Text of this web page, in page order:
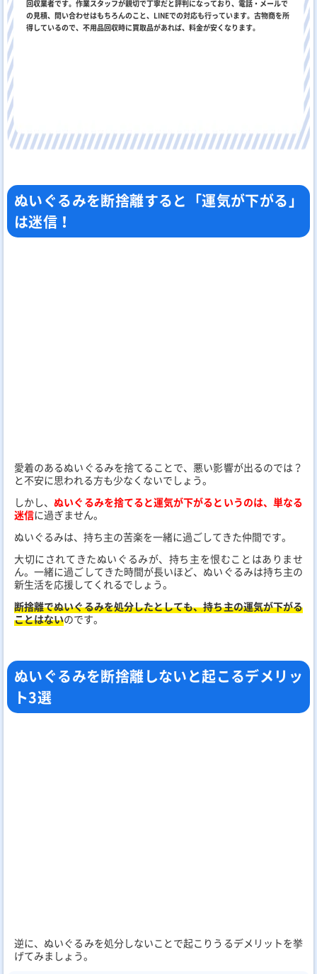
回収業者です。作業スタッフが親切で丁寧だと評判になっており、電話・メールで
の見積、問い合わせはもちろんのこと、LINEでの対応も行っています。古物商を所
得しているので、不用品回収時に買取品があれば、料金が安くなります。
ぬいぐるみを断捨離すると「運気が下がる」
は迷信！
愛着のあるぬいぐるみを捨てることで、悪い影響が出るのでは？
と不安に思われる方も少なくないでしょう。
しかし、ぬいぐるみを捨てると運気が下がるというのは、単なる
迷信に過ぎません。
ぬいぐるみは、持ち主の苦楽を一緒に過ごしてきた仲間です。
大切にされてきたぬいぐるみが、持ち主を恨むことはありませ
ん。一緒に過ごしてきた時間が長いほど、ぬいぐるみは持ち主の
新生活を応援してくれるでしょう。
断捨離でぬいぐるみを処分したとしても、持ち主の運気が下がる
ことはないのです。
ぬいぐるみを断捨離しないと起こるデメリッ
ト3選
逆に、ぬいぐるみを処分しないことで起こりうるデメリットを挙
げてみましょう。